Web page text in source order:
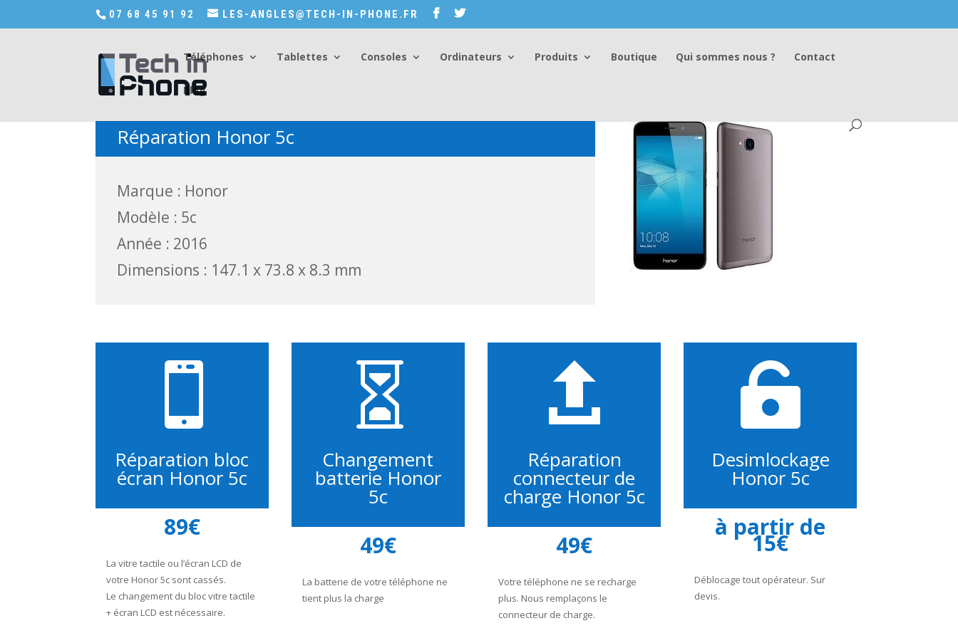
Accédez a Shop-in-tech-in-phone07 68 45 91 92 LES-ANGLES@TECH-IN-PHONE.FR
Téléphones Tablettes Consoles Ordinateurs Produits Boutique Qui sommes nous ? Contact
Blog
Réparation Honor 5c
Marque : Honor
Modèle : 5c
Année : 2016
Dimensions : 147.1 x 73.8 x 8.3 mm

Réparation bloc
écran Honor 5c
89€
La vitre tactile ou l’écran LCD de
votre Honor 5c sont cassés.
Le changement du bloc vitre tactile
+ écran LCD est nécessaire.

Changement
batterie Honor
5c
49€
La batterie de votre téléphone ne
tient plus la charge

Réparation
connecteur de
charge Honor 5c
49€
Votre téléphone ne se recharge
plus. Nous remplaçons le
connecteur de charge.

Desimlockage
Honor 5c
à partir de
15€
Déblocage tout opérateur. Sur
devis.